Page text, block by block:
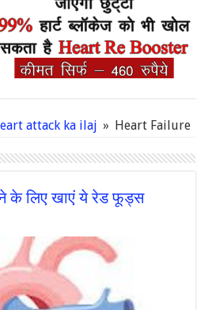
attack ka ilaj » Heart Failure
के लिए खाएं ये रेड फूड्स